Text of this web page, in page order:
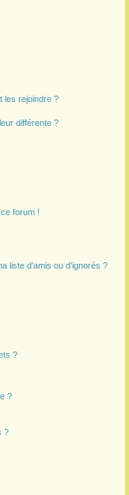
les rejoindre ?
différente ?
forum !
liste d’amis ou d’ignorés ?
?
?
?